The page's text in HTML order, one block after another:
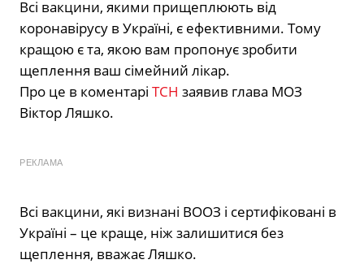
Всі вакцини, якими прищеплюють від
коронавірусу в Україні, є ефективними. Тому
кращою є та, якою вам пропонує зробити
щеплення ваш сімейний лікар.
Про це в коментарі ТСН заявив глава МОЗ
Віктор Ляшко.
РЕКЛАМА
Всі вакцини, які визнані ВООЗ і сертифіковані в
Україні – це краще, ніж залишитися без
щеплення, вважає Ляшко.